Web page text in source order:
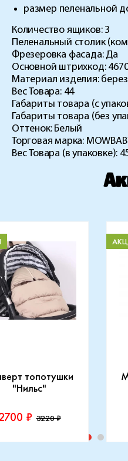
размер пеленальной
Количество ящиков: 3
Пеленальный столик
Фрезеровка фасада: Да
Основной штрихкод:
Материал изделия:
Вес Товара: 44
Габариты товара (с
Габариты товара (без
Оттенок: Белый
Торговая марка:
Вес Товара (в упаковке):
топотушки
"Нильс"
₽ 3220 ₽